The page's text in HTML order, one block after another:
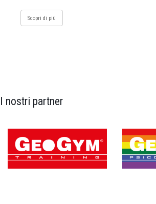
Scopri di più
I nostri partner